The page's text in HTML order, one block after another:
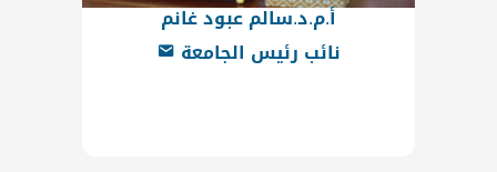
أ.م.د.سالم عبود غانم
نائب رئيس الجامعة